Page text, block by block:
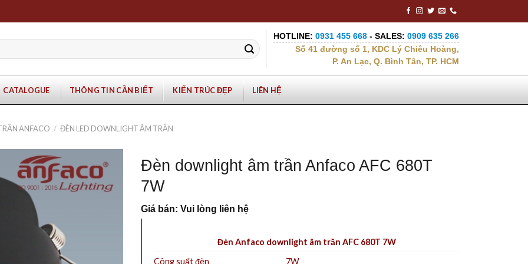
HOTLINE: 0931 455 668 - SALES: 0909 635 266
Số 41 đường số 1, KDC Lý Chiêu Hoàng,
P. An Lạc, Q. Bình Tân, TP. HCM
CATALOGUE THÔNG TIN CẦN BIẾT KIẾN TRÚC ĐẸP LIÊN HỆ
ANFACO / ĐÈN LED DOWNLIGHT ÂM TRẦN
Đèn downlight âm trần Anfaco AFC 680T
7W
Giá bán: Vui lòng liên hệ
Đèn Anfaco downlight âm trần AFC 680T 7W
Công suất đèn
7W